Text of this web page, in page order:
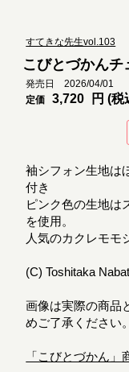
すてきな先生vol.103
こびとづかん
発売日 2026/04/01
定価
3,720 円 (税
袖シフォン生地は
付き
ピンク色の生地は
を使用。
人気のカクレモモ
(C) Toshitaka
画像は実際の商品
めご了承ください。
「こびとづかん